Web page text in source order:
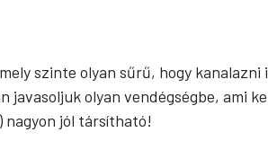
szinte olyan sűrű, hogy kanalazni
javasoljuk olyan vendégségbe, ami
nagyon jól társítható!